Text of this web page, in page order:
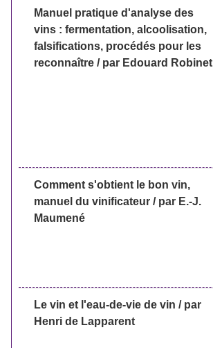
Manuel pratique d'analyse des
vins : fermentation, alcoolisation,
falsifications, procédés pour les
reconnaître / par Edouard Robinet
Comment s'obtient le bon vin,
manuel du vinificateur / par E.-J.
Maumené
Le vin et l'eau-de-vie de vin / par
Henri de Lapparent